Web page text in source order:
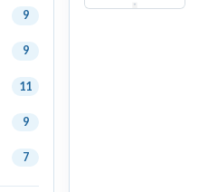
9
9
11
9
7